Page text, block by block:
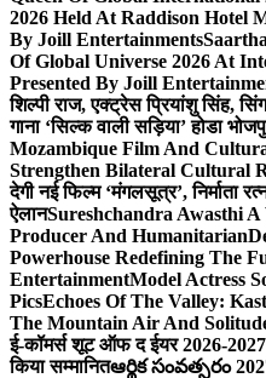
2026 Held At Raddison Hotel
By Joill Entertainments
Of Global Universe 2026 At
Presented By Joill
शिल्पी राज, एक्ट्रेस प्रियांशु सिंह,
गाना ‘सिल्क वाली सड़िया’ होडा
Mozambique Film And
Strengthen Bilateral Cultural
देगी नई फिल्म ‘मंगलसूत्र’, निर्माता
ऐलानSureshchandra Awasthi
Producer And Humanitarian
Powerhouse Redefining The
EntertainmentModel Actress
PicsEchoes Of The Valley:
The Mountain Air And
ई-कॉमर्स शूट ऑफ द ईयर 2026-
किया सम्मानितఆర్థిక సంవత్సరం